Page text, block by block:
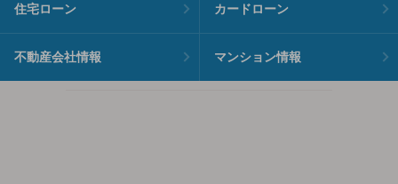
住宅ローン カードローン
不動産会社情報 マンション情報